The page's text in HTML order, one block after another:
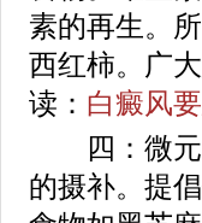
素的再生。
西红柿。广
读： 白癜风
四：微元
的摄补。提